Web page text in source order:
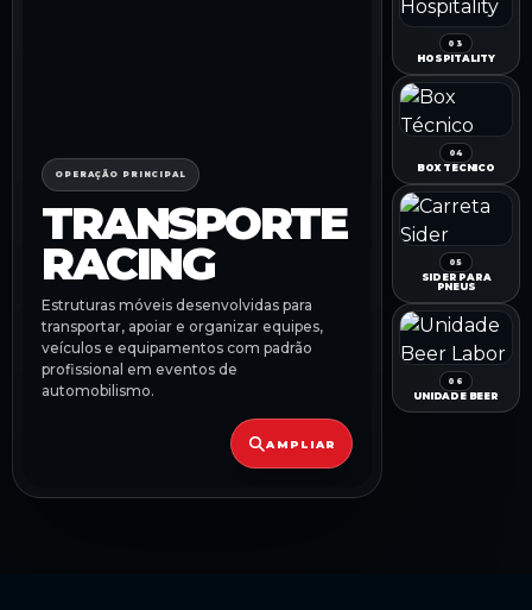
AMPLIAR
OPERAÇÃO PRINCIPAL
TRANSPORTE
RACING
Estruturas móveis desenvolvidas para
transportar, apoiar e organizar equipes,
veículos e equipamentos com padrão
profissional em eventos de
automobilismo.
03
HOSPITALITY
04
BOX TÉCNICO
05
SIDER PARA
PNEUS
06
UNIDADE BEER